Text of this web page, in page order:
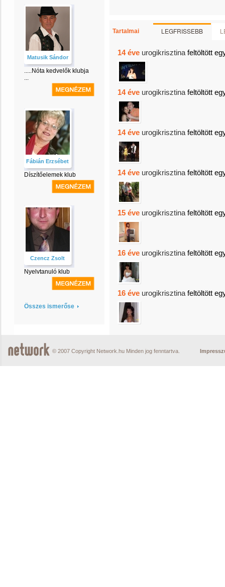
Matusik Sándor
.....Nóta kedvelők klubja
...
Fábián Erzsébet
Díszítőelemek klub
Czencz Zsolt
Nyelvtanuló klub
Összes ismerőse
Tartalmai LEGFRISSEBB
14 éve urogikrisztina feltöltött
14 éve urogikrisztina feltöltött
14 éve urogikrisztina feltöltött
14 éve urogikrisztina feltöltött
15 éve urogikrisztina feltöltött
16 éve urogikrisztina feltöltött
16 éve urogikrisztina feltöltött
© 2007 Copyright Network.hu Minden jog fenntartva.